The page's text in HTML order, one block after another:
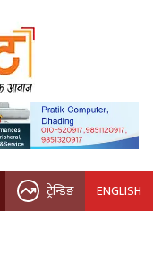
ट्रेन्डिङ ENGLISH